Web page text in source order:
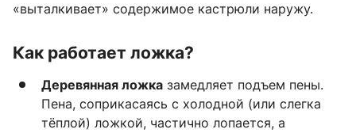
«выталкивает» содержимое кастрюли наружу.
Как работает ложка?
Деревянная ложка замедляет подъем пены.
Пена, соприкасаясь с холодной (или слегка
тёплой) ложкой, частично лопается, а